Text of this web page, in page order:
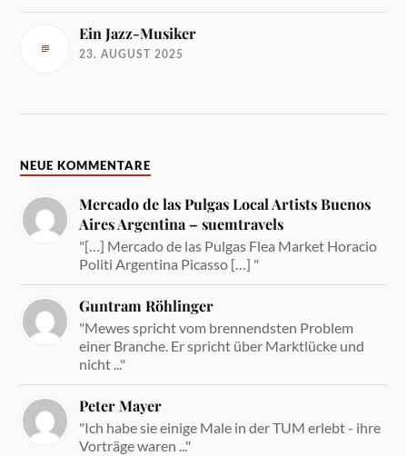
Ein Jazz-Musiker
23. AUGUST 2025
NEUE KOMMENTARE
Mercado de las Pulgas Local Artists Buenos
Aires Argentina – suemtravels
"[…] Mercado de las Pulgas Flea Market Horacio
Politi Argentina Picasso […] "
Guntram Röhlinger
"Mewes spricht vom brennendsten Problem
einer Branche. Er spricht über Marktlücke und
nicht ..."
Peter Mayer
"Ich habe sie einige Male in der TUM erlebt - ihre
Vorträge waren ..."